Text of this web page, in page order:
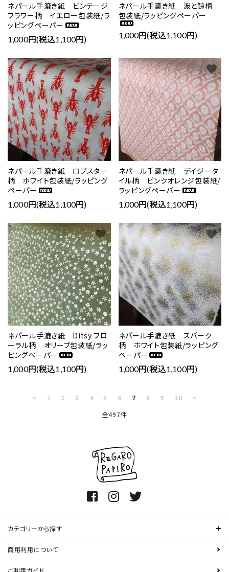
ネパール手漉き紙 ビンテージ
フラワー柄 イエロー包装紙/ラ
ッピングペーパー
1,000円(税込1,100円)
ネパール手漉き紙 波と鯨柄
包装紙/ラッピングペーパー
1,000円(税込1,100円)
ネパール手漉き紙 ロブスター
柄 ホワイト包装紙/ラッピング
ペーパー
1,000円(税込1,100円)
favorite
ネパール手漉き紙 デイジータ
イル柄 ピンクオレンジ包装紙/
ラッピングペーパー
1,000円(税込1,100円)
favorite
ネパール手漉き紙 Ditsy フロ
ーラル柄 オリーブ包装紙/ラッ
ピングペーパー
1,000円(税込1,100円)
favorite
ネパール手漉き紙 スパーク
柄 ホワイト包装紙/ラッピング
ペーパー
1,000円(税込1,100円)
favorite
< 1 2 3 4 5 6 7 8 9 10
>
全497件
カテゴリーから探す
商用利用について
ご利用ガイド